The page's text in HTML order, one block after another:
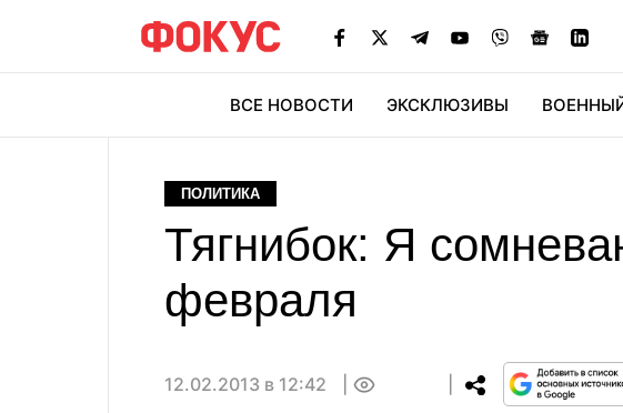
ВСЕ НОВОСТИ ЭКСКЛЮЗИВЫ
ПОЛИТИКА
Тягнибок: Я
февраля
12.02.2013 в 12:42